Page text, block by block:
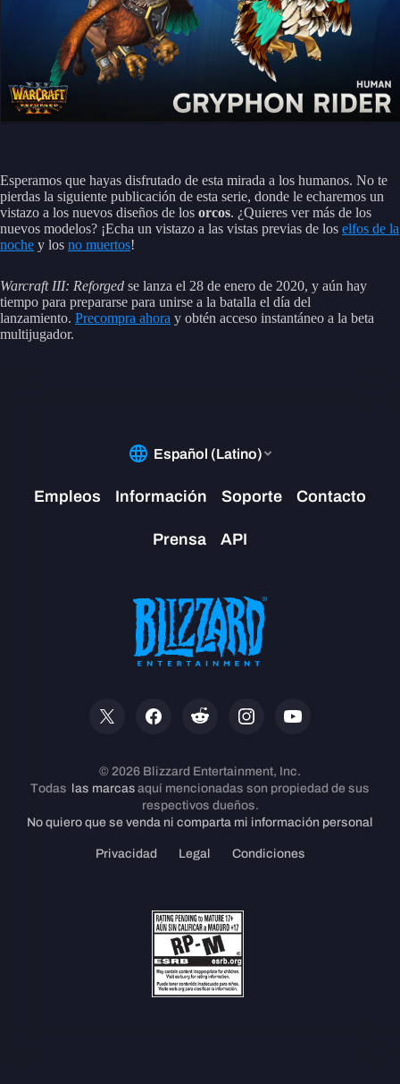
Esperamos que hayas disfrutado de esta mirada a los humanos. No te
pierdas la siguiente publicación de esta serie, donde le echaremos un
vistazo a los nuevos diseños de los orcos. ¿Quieres ver más de los
nuevos modelos? ¡Echa un vistazo a las vistas previas de los elfos de la
noche y los no muertos!
Warcraft III: Reforged se lanza el 28 de enero de 2020, y aún hay
tiempo para prepararse para unirse a la batalla el día del
lanzamiento. Precompra ahora y obtén acceso instantáneo a la beta
multijugador.